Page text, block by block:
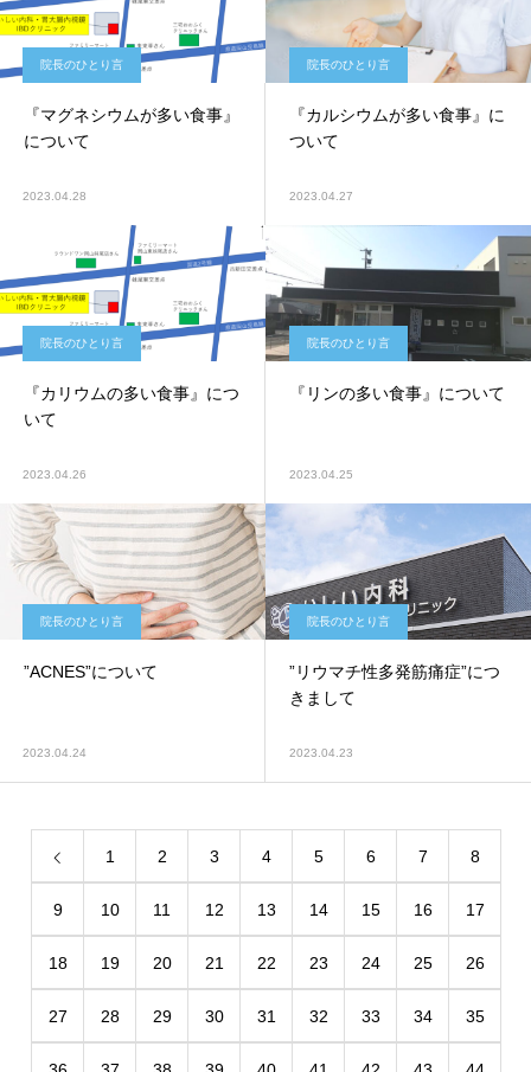
院長のひとり言
『マグネシウムが多い食事』
について
2023.04.28
院長のひとり言
『カルシウムが多い食事』に
ついて
2023.04.27
院長のひとり言
『カリウムの多い食事』につ
いて
2023.04.26
院長のひとり言
『リンの多い食事』について
2023.04.25
院長のひとり言
”ACNES”について
2023.04.24
院長のひとり言
”リウマチ性多発筋痛症”につ
きまして
2023.04.23
1 2 3 4 5 6 7 8
9 10 11 12 13 14 15 16 17
18 19 20 21 22 23 24 25 26
27 28 29 30 31 32 33 34 35